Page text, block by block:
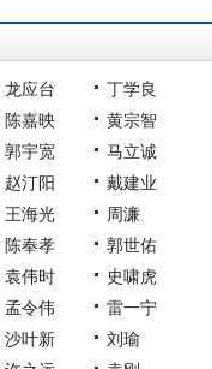
龙应台
丁学良
陈嘉映
黄宗智
郭宇宽
马立诚
赵汀阳
戴建业
王海光
周濂
陈奉孝
郭世佑
袁伟时
史啸虎
孟令伟
雷一宁
沙叶新
刘瑜